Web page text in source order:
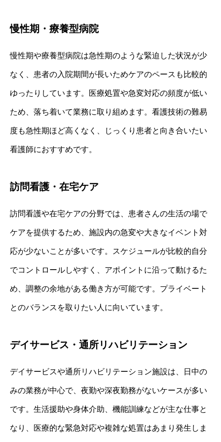
慢性期・療養型病院
慢性期や療養型病院は急性期のような緊迫した状況が少
なく、患者の入院期間が長いためケアのペースも比較的
ゆったりしています。医療処置や急変対応の頻度が低い
ため、落ち着いて業務に取り組めます。看護技術の難易
度も急性期ほど高くなく、じっくり患者と向き合いたい
看護師におすすめです。
訪問看護・在宅ケア
訪問看護や在宅ケアの分野では、患者さんの生活の場で
ケアを提供するため、施設内の急変や大きなイベント対
応が少ないことが多いです。スケジュールが比較的自分
でコントロールしやすく、アポイントに沿って動けるた
め、調整の余地がある働き方が可能です。プライベート
とのバランスを取りたい人に向いています。
デイサービス・通所リハビリテーション
デイサービスや通所リハビリテーション施設は、日中の
みの業務が中心で、夜勤や深夜勤務がないケースが多い
です。生活援助や身体介助、機能訓練などが主な仕事と
なり、医療的な緊急対応や複雑な処置はあまり発生しま